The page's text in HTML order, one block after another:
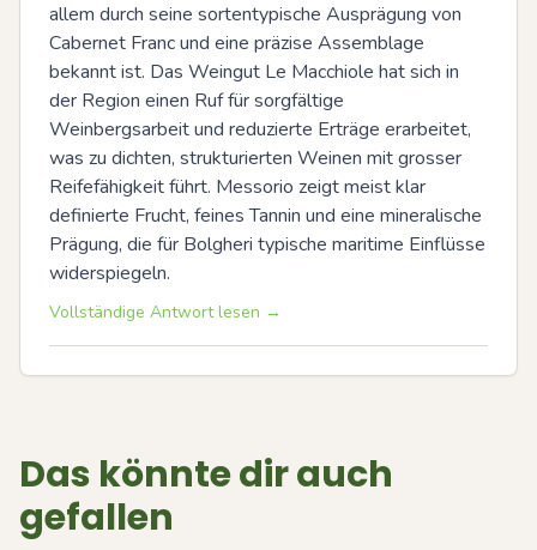
allem durch seine sortentypische Ausprägung von
Cabernet Franc und eine präzise Assemblage
bekannt ist. Das Weingut Le Macchiole hat sich in
der Region einen Ruf für sorgfältige
Weinbergsarbeit und reduzierte Erträge erarbeitet,
was zu dichten, strukturierten Weinen mit grosser
Reifefähigkeit führt. Messorio zeigt meist klar
definierte Frucht, feines Tannin und eine mineralische
Prägung, die für Bolgheri typische maritime Einflüsse
widerspiegeln.
Vollständige Antwort lesen →
Das könnte dir auch
gefallen